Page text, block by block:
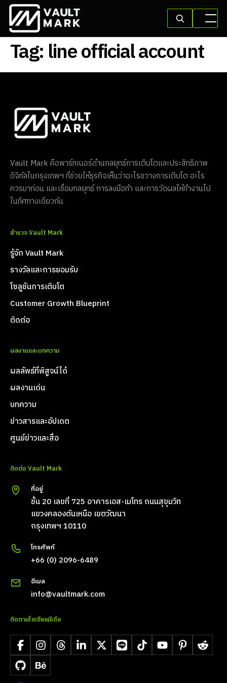
Tag:line official account
Vault Mark คือพาร์ทเนอร์ด้านกลยุทธ์การเติบโตและประสิทธิภาพ
ดิจิทัลในกรุงเทพฯ ที่ช่วยให้ธุรกิจเห็นว่าอะไรขวางการเติบโต อะไร
ควรมาก่อน และเชื่อมกลยุทธ์ การลงมือทำ และการวัดผลให้ทำงานไป
ในทิศทางเดียวกัน
สำรวจ Vault Mark
รู้จัก Vault Mark
รางวัลและการยอมรับ
โซลูชันการเติบโต
Customer Growth Blueprint
ติดต่อ
ผลงานและบทความ
ผลลัพธ์ที่พิสูจน์ได้
ผลงานเด่น
บทความ
ข่าวสารและอัปเดต
ศูนย์ข่าวและสื่อ
ติดต่อ Vault Mark
ที่อยู่
ชั้น 20 เลขที่ 725 อาคารเอส-เมโทร ถนนสุขุมวิท
แขวงคลองตันเหนือ เขตวัฒนา
กรุงเทพฯ 10110
โทรศัพท์
+66 (0) 2096-6489
อีเมล
info@vaultmark.com
ติดตามโซเชียลมีเดีย
FacebookInstagramThreadsLinkedIn
X LINE TikTokYouTubePinterestReddit
GitHubBehance